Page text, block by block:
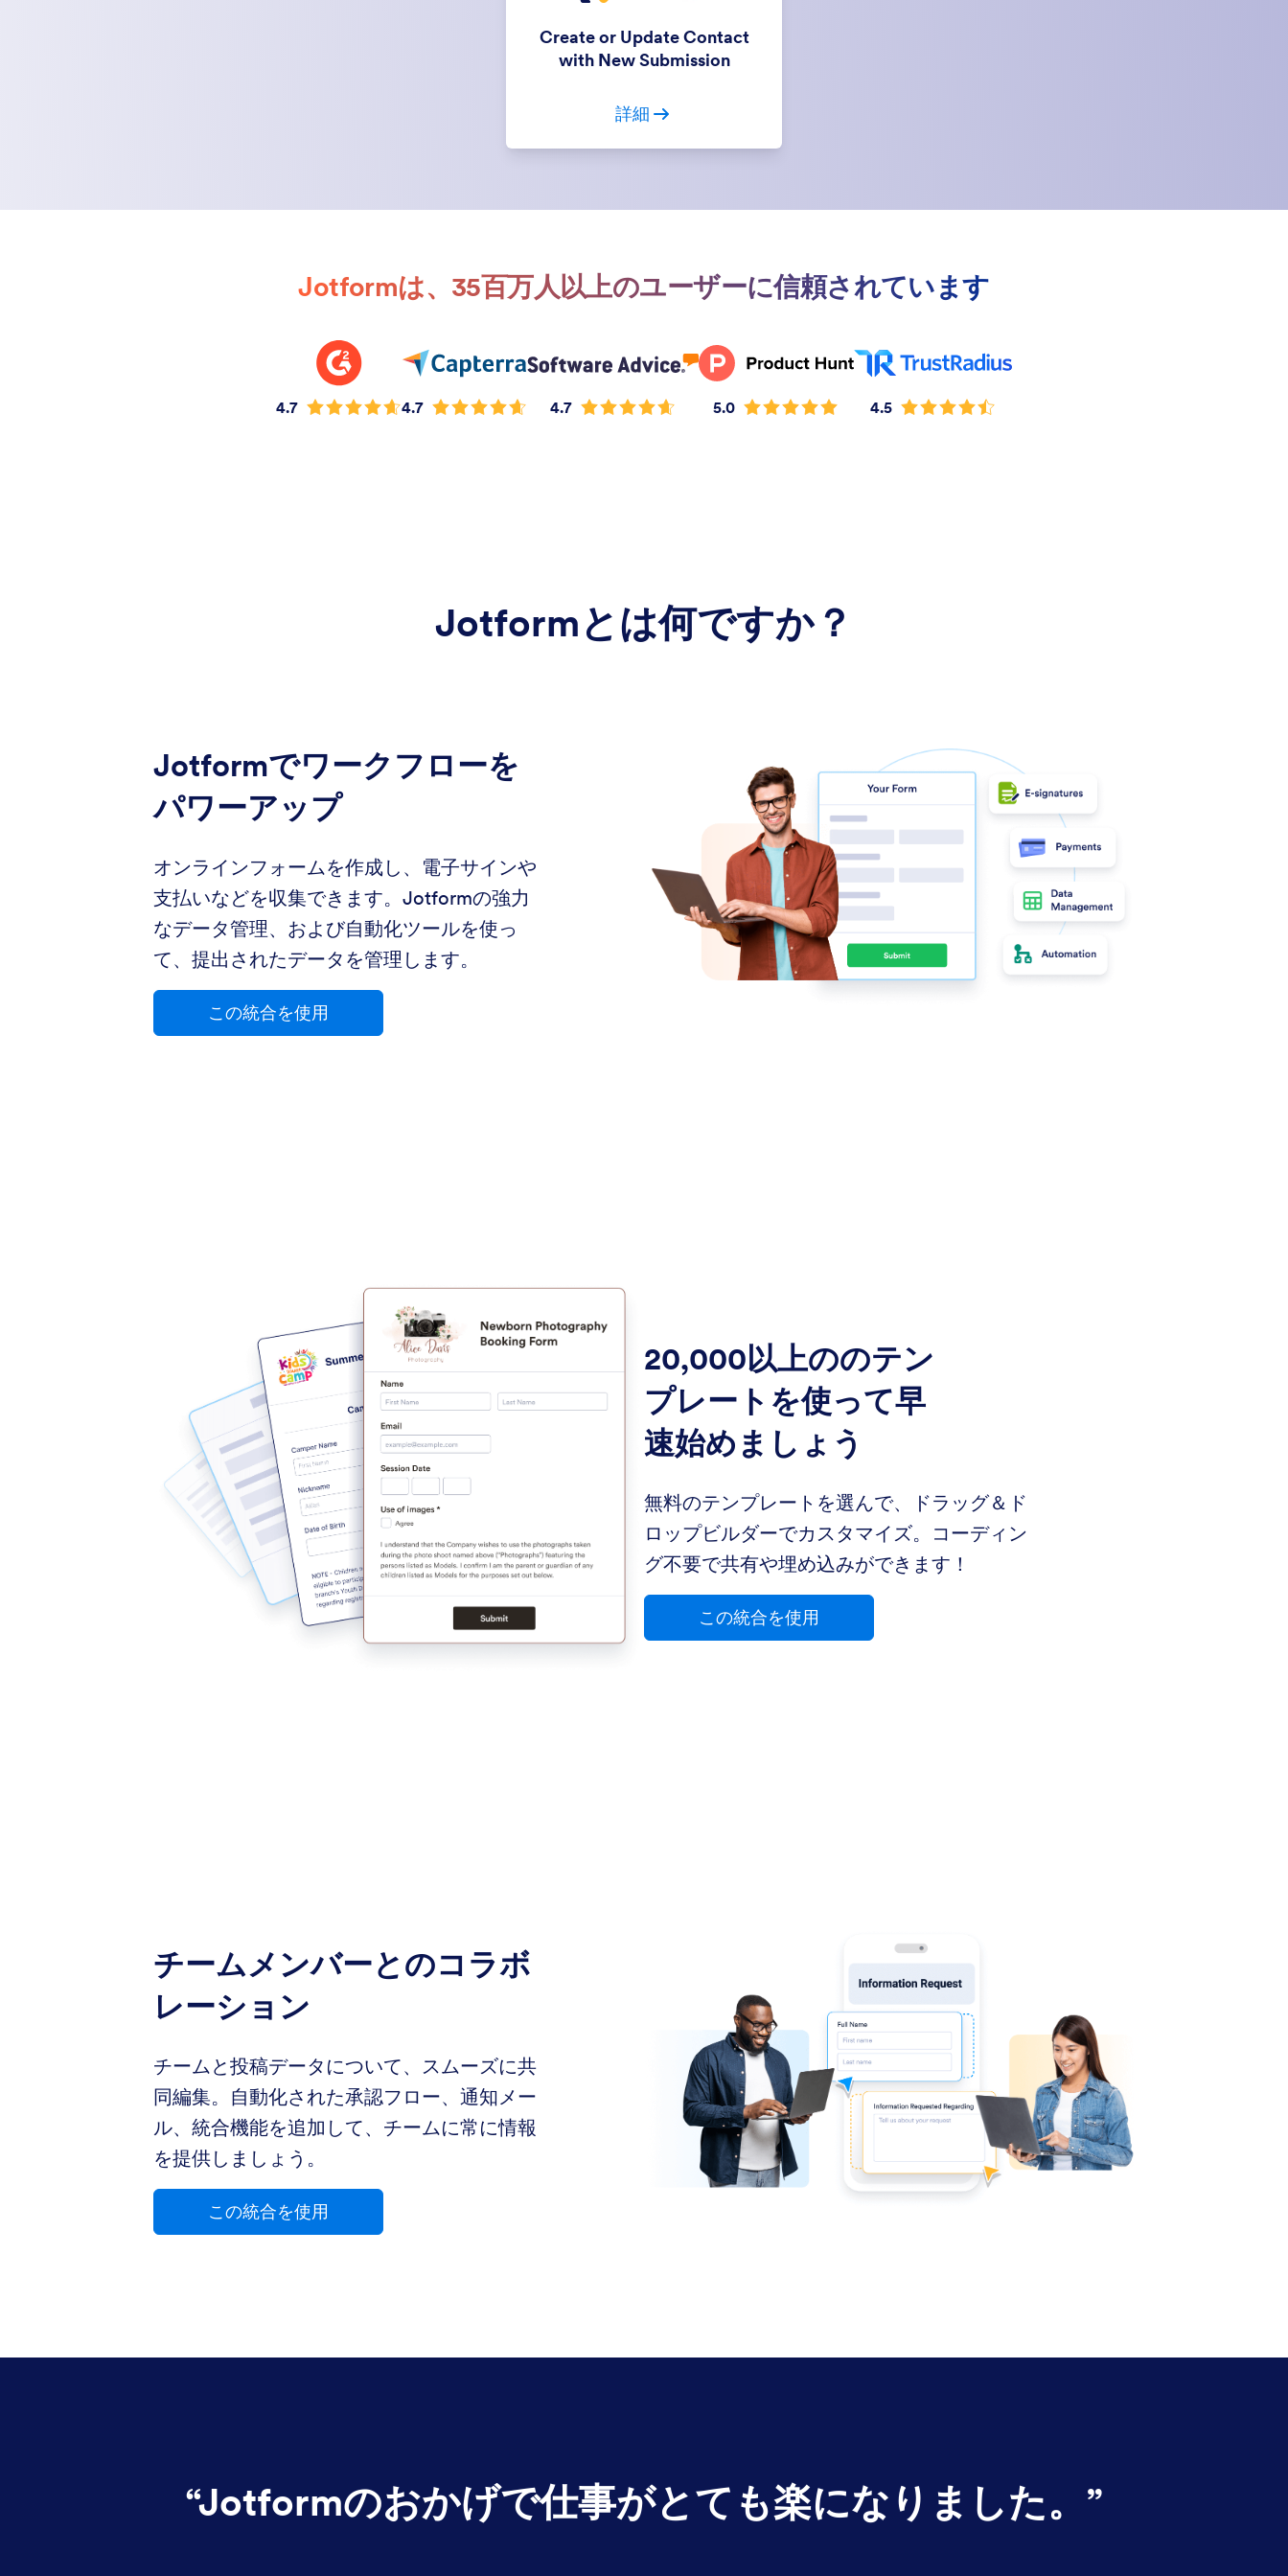
Create or Update Contact
with New Submission
詳細
Jotformは、35百万人以上のユーザーに信頼されています
4.7 4.7 4.7 5.0 4.5
Jotformとは何ですか？
Jotformでワークフローを
パワーアップ
オンラインフォームを作成し、電子サインや
支払いなどを収集できます。Jotformの強力
なデータ管理、および自動化ツールを使っ
て、提出されたデータを管理します。
この統合を使用
20,000以上ののテン
プレートを使って早
速始めましょう
無料のテンプレートを選んで、ドラッグ＆ド
ロップビルダーでカスタマイズ。コーディン
グ不要で共有や埋め込みができます！
この統合を使用
チームメンバーとのコラボ
レーション
チームと投稿データについて、スムーズに共
同編集。自動化された承認フロー、通知メー
ル、統合機能を追加して、チームに常に情報
を提供しましょう。
この統合を使用
“Jotformのおかげで仕事がとても楽になりました。 ”